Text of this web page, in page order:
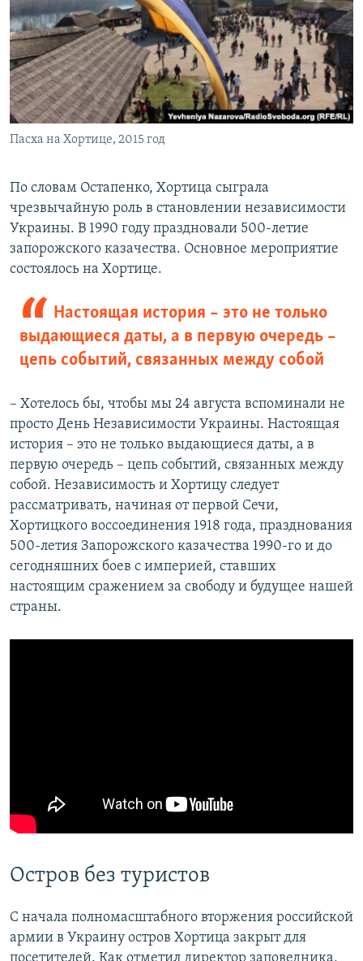
Пасха на Хортице, 2015 год
По словам Остапенко, Хортица сыграла
чрезвычайную роль в становлении независимости
Украины. В 1990 году праздновали 500-летие
запорожского казачества. Основное мероприятие
состоялось на Хортице.
Настоящая история – это не только
выдающиеся даты, а в первую очередь –
цепь событий, связанных между собой
– Хотелось бы, чтобы мы 24 августа вспоминали не
просто День Независимости Украины. Настоящая
история – это не только выдающиеся даты, а в
первую очередь – цепь событий, связанных между
собой. Независимость и Хортицу следует
рассматривать, начиная от первой Сечи,
Хортицкого воссоединения 1918 года, празднования
500-летия Запорожского казачества 1990-го и до
сегодняшних боев с империей, ставших
настоящим сражением за свободу и будущее нашей
страны.
Остров без туристов
С начала полномасштабного вторжения российской
армии в Украину остров Хортица закрыт для
посетителей. Как отметил директор заповедника,